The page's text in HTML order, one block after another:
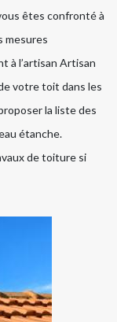
êtes confronté à
mesures
à l’artisan Artisan
votre toit dans les
la liste des
étanche.
de toiture si